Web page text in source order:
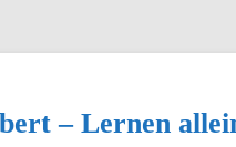
– Lernen